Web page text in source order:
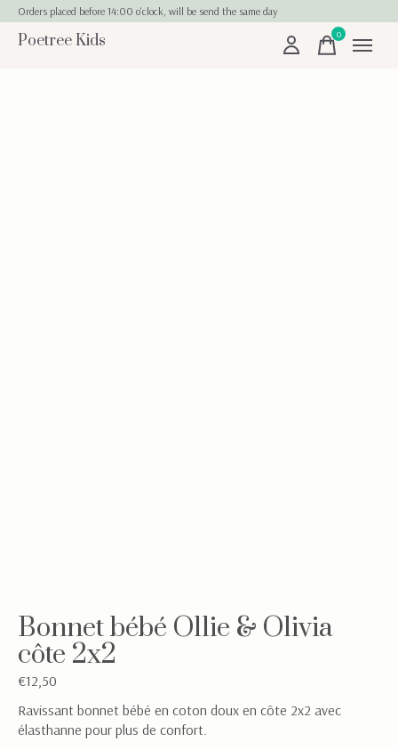
Orders placed before 14:00 o'clock, will be send the same day
Poetree Kids 0items
Bonnet bébé Ollie & Olivia
côte 2x2
€12,50
Ravissant bonnet bébé en coton doux en côte 2x2 avec
élasthanne pour plus de confort.